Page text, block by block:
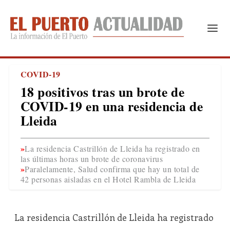
COVID-19
18 positivos tras un brote de
COVID-19 en una residencia de
Lleida
La residencia Castrillón de Lleida ha registrado en
las últimas horas un brote de coronavirus
Paralelamente, Salud confirma que hay un total de
42 personas aisladas en el Hotel Rambla de Lleida
La residencia Castrillón de Lleida ha registrado